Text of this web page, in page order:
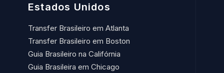
Estados Unidos
Transfer Brasileiro em Atlanta
Transfer Brasileiro em Boston
Guia Brasileiro na Califórnia
Guia Brasileira em Chicago